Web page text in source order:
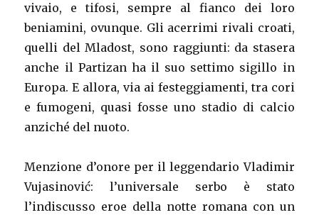
vivaio, e tifosi, sempre al fianco dei loro
beniamini, ovunque. Gli acerrimi rivali croati,
quelli del Mladost, sono raggiunti: da stasera
anche il Partizan ha il suo settimo sigillo in
Europa. E allora, via ai festeggiamenti, tra cori
e fumogeni, quasi fosse uno stadio di calcio
anziché del nuoto.
Menzione d’onore per il leggendario Vladimir
Vujasinović: l’universale serbo è stato
l’indiscusso eroe della notte romana con un